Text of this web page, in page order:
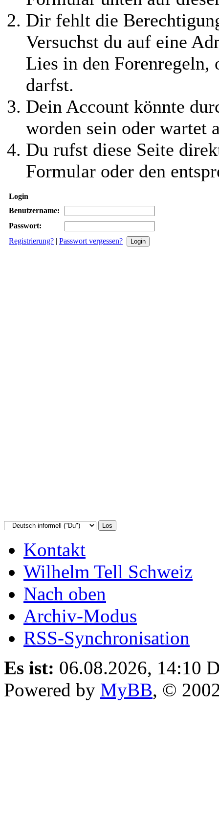
Dir fehlt die
Versuchst du auf eine
Lies in den Forenregeln,
darfst.
Dein Account könnte
worden sein oder wartet
Du rufst diese Seite
Formular oder den
Login
Benutzername:
Passwort:
Registrierung? | Passwort vergessen?
Kontakt
Wilhelm Tell Schweiz
Nach oben
Archiv-Modus
RSS-Synchronisation
Es ist: 06.08.2026, 14:10
Powered by MyBB, ©